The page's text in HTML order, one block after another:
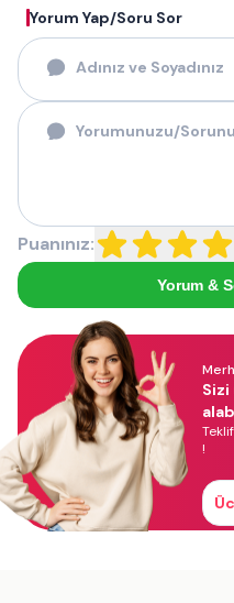
Yorum Yap/Soru Sor
Puanınız:
Yorum &
!